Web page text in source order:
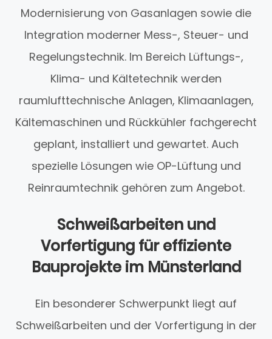
Modernisierung von Gasanlagen sowie die
Integration moderner Mess-, Steuer- und
Regelungstechnik. Im Bereich Lüftungs-,
Klima- und Kältetechnik werden
raumlufttechnische Anlagen, Klimaanlagen,
Kältemaschinen und Rückkühler fachgerecht
geplant, installiert und gewartet. Auch
spezielle Lösungen wie OP-Lüftung und
Reinraumtechnik gehören zum Angebot.
Schweißarbeiten und
Vorfertigung für effiziente
Bauprojekte im Münsterland
Ein besonderer Schwerpunkt liegt auf
Schweißarbeiten und der Vorfertigung in der